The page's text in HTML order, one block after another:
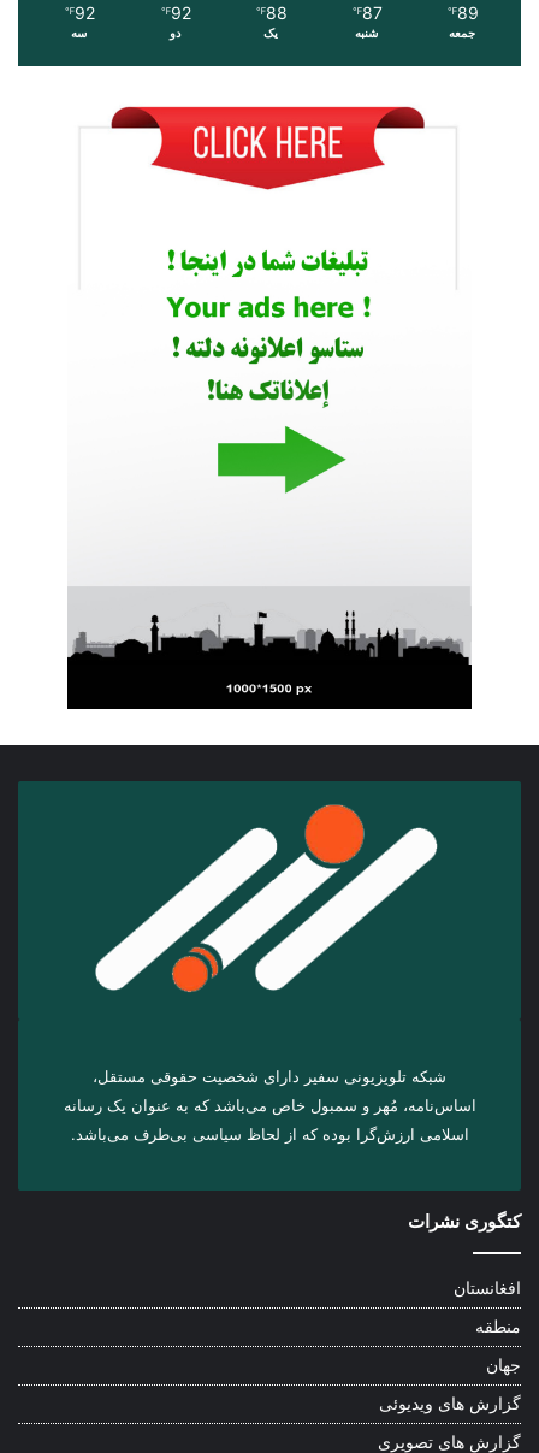
89
℉
جمعه
87
℉
شنبه
88
℉
یک
92
℉
دو
92
℉
سه
شبکه تلویزیونی سفیر دارای شخصیت حقوقی مستقل،
اساس‌نامه، مُهر و سمبول خاص می‌باشد که به عنوان یک رسانه
اسلامی ارزش‌گرا بوده که از لحاظ سیاسی بی‌طرف می‌باشد.
کتگوری نشرات
افغانستان
منطقه
جهان
گزارش های ویدیوئی
گزارش های تصویری